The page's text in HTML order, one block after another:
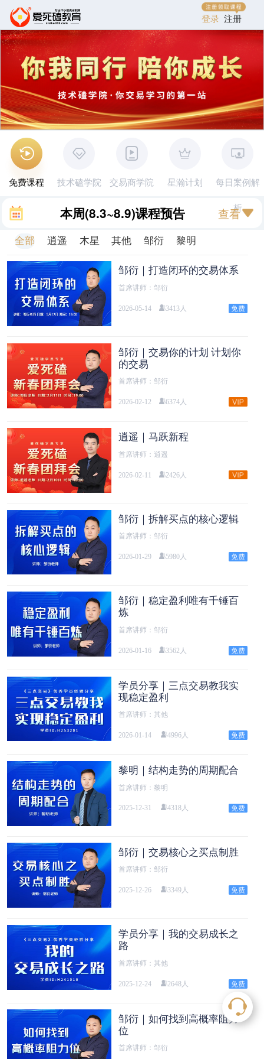
登录 注册
免费课程 技术磕学院 交易商学院 星瀚计划 每日案例解
析
本周(8.3~8.9)课程预告 查看
全部 逍遥 木星 其他 邹衍 黎明
邹衍｜打造闭环的交易体系
首席讲师：邹衍
2026-05-14 3413人
邹衍｜交易你的计划 计划你
的交易
首席讲师：邹衍
2026-02-12 6374人
逍遥｜马跃新程
首席讲师：逍遥
2026-02-11 2426人
邹衍｜拆解买点的核心逻辑
首席讲师：邹衍
2026-01-29 5980人
邹衍｜稳定盈利唯有千锤百
炼
首席讲师：邹衍
2026-01-16 3562人
学员分享｜三点交易教我实
现稳定盈利
首席讲师：其他
2026-01-14 4996人
黎明｜结构走势的周期配合
首席讲师：黎明
2025-12-31 4318人
邹衍｜交易核心之买点制胜
首席讲师：邹衍
2025-12-26 3349人
学员分享｜我的交易成长之
路
首席讲师：其他
2025-12-24 2648人
邹衍｜如何找到高概率阻力
位
首席讲师：邹衍